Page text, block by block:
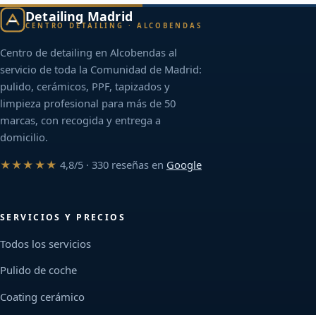
Detailing Madrid
CENTRO DETAILING · ALCOBENDAS
Centro de detailing en Alcobendas al
servicio de toda la Comunidad de Madrid:
pulido, cerámicos, PPF, tapizados y
limpieza profesional para más de 50
marcas, con recogida y entrega a
domicilio.
★★★★★ 4,8/5 · 330 reseñas en Google
SERVICIOS Y PRECIOS
Todos los servicios
Pulido de coche
Coating cerámico